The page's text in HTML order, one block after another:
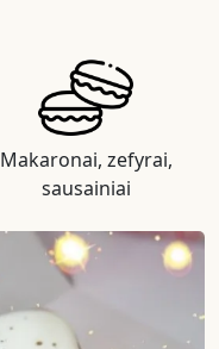
Makaronai, zefyrai,
sausainiai